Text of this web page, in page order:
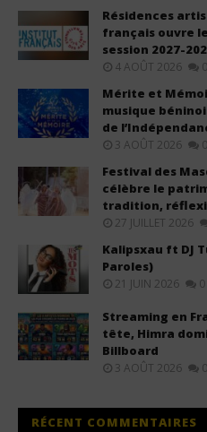
Résidences
français ouvre
session 2027-
4 AOÛT 2026 0
Mérite et
musique
de
3 AOÛT 2026 0
Festival des
célèbre le
tradition,
27 JUILLET 2026
Kalipsxau ft DJ
Paroles)
21 JUIN 2026 0
Streaming en
tête, Himra
Billboard
3 AOÛT 2026 0
RÉCENT COMMENTAIRES